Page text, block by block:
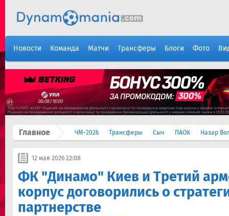
Новости Команда Матчи Трансферы Блоги Фото
Главное ЧМ-2026 Трансферы Сыч ПАОК Назар
12 мая 2026 22:08
ФК "Динамо" Киев и Третий
корпус договорились о
партнерстве